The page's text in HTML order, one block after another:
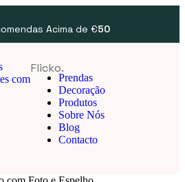
Acima de €50
Prendas
Decoração
Produtos
Sobre Nós
Blog
Contacto
Flicko.